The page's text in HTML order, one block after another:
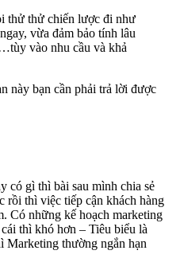
thử thử chiến lược đi như
vừa đảm bảo tính lâu
vào nhu cầu và khả
này bạn cần phải trả lời được
có gì thì bài sau mình chia sẻ
rồi thì việc tiếp cận khách hàng
Có những kế hoạch marketing
thì khó hơn – Tiêu biểu là
Marketing thường ngắn hạn